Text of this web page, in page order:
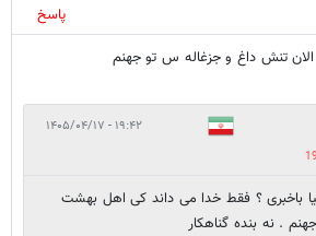
پاسخ
الان تنش داغ و جزغاله س تو جهنم
۱۹:۴۲ - ۱۴۰۵/۰۴/۱۷
19
باخبری ؟ فقط خدا می داند کی اهل بهشت
. نه بنده گناهکار